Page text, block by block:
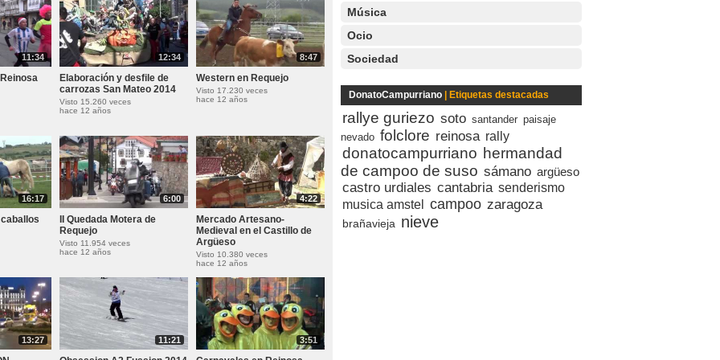
11:34 12:34
Elaboración y desfile de
carrozas San Mateo 2014
Visto 15.260 veces
hace 12 años
8:47
Western en Requejo
Visto 17.230 veces
hace 12 años
16:17 6:00
II Quedada Motera de
Requejo
Visto 11.954 veces
hace 12 años
4:22
Mercado Artesano-
Medieval en el Castillo de
Argüeso
Visto 10.380 veces
hace 12 años
13:27 11:21 3:51
Música
Ocio
Sociedad
DonatoCampurriano | Etiquetas destacadas
rallye guriezo soto santander paisaje
nevado folclore reinosa rally
donatocampurriano hermandad
de campoo de suso sámano argüeso
castro urdiales cantabria senderismo
musica amstel
campoo zaragoza
brañavieja nieve